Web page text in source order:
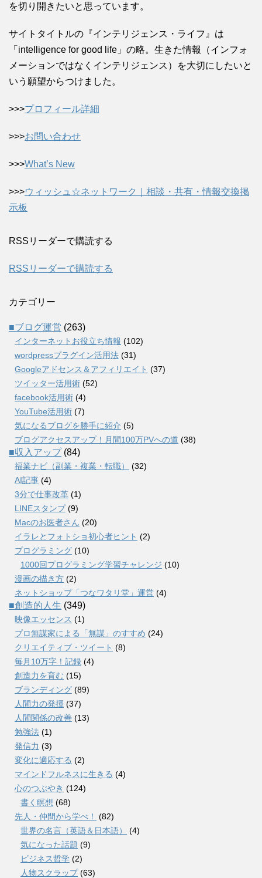
を切り開きたいと思っています。
サイトタイトルの『インテリジェンス・ライフ』は
「intelligence for good life」の略。生きた情報（インフォ
メーションではなくインテリジェンス）を大切にしたいと
いう願望からつけました。
>>>プロフィール詳細
>>>お問い合わせ
>>>What’s New
>>>ウィッシュ☆ネットワーク｜相談・共有・情報交換掲
示板
RSSリーダーで購読する
RSSリーダーで購読する
カテゴリー
■ブログ運営 (263)
インターネットお役立ち情報 (102)
wordpressプラグイン活用法 (31)
Googleアドセンス＆アフィリエイト (37)
ツイッター活用術 (52)
facebook活用術 (4)
YouTube活用術 (7)
気になるブログを勝手に紹介 (5)
ブログアクセスアップ！月間100万PVへの道 (38)
■収入アップ(84)
福業ナビ（副業・複業・転職）
(32)
AI記事 (4)
3分で仕事改革 (1)
LINEスタンプ(9)
Macのお医者さん (20)
イラレとフォトショ初心者ヒント (2)
プログラミング (10)
1000回プログラミング学習チャレンジ (10)
漫画の描き方 (2)
ネットショップ「つなワタリ堂」運営 (4)
■創造的人生 (349)
映像エッセンス (1)
プロ無謀家による「無謀」のすすめ (24)
クリエイティブ・ツイート (8)
毎月10万字！記録 (4)
創造力を育む (15)
ブランディング (89)
人間力の発揮 (37)
人間関係の改善 (13)
勉強法 (1)
発信力 (3)
変化に適応する (2)
マインドフルネスに生きる (4)
心のつぶやき (124)
書く瞑想 (68)
先人・仲間から学べ！
(82)
世界の名言（英語＆日本語）
(4)
気になった話題 (9)
ビジネス哲学 (2)
人物スクラップ(63)